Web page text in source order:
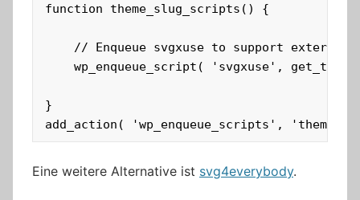
function theme_slug_scripts() {
// Enqueue svgxuse to support external
wp_enqueue_script( 'svgxuse',
}
add_action( 'wp_enqueue_scripts',
Eine weitere Alternative ist svg4everybody.